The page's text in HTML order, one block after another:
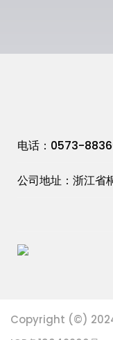
电话：0573-
公司地址：浙江省
Copyright (©) 2024